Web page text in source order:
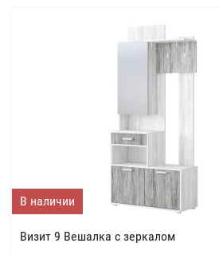
В наличии
Визит 9 Вешалка с зеркалом